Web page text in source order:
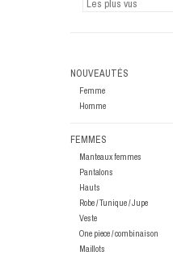
NOUVEAUTÉS
Femme
Homme
FEMMES
Manteaux femmes
Pantalons
Hauts
Robe / Tunique / Jupe
Veste
One piece / combinaison
Maillots